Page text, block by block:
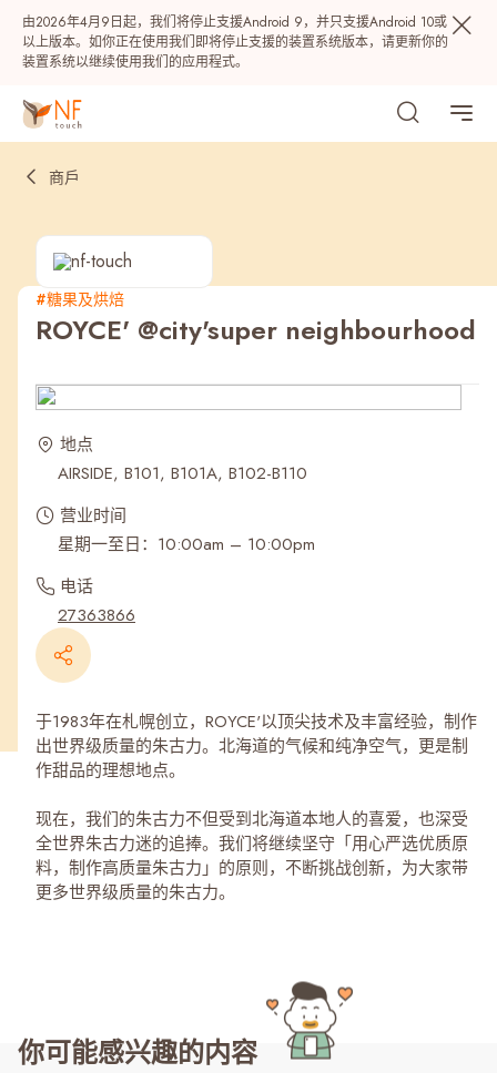
由2026年4月9日起，我们将停止支援Android 9，并只支援Android 10或
以上版本。如你正在使用我们即将停止支援的装置系统版本，请更新你的
装置系统以继续使用我们的应用程式。
热门
NF 种籽
最近搜寻纪录
商戶
#糖果及烘焙
ROYCE' @city'super neighbourhood
地点
AIRSIDE, B101, B101A, B102-B110
营业时间
星期一至日：10:00am – 10:00pm
电话
27363866
于1983年在札幌创立，ROYCE'以顶尖技术及丰富经验，制作
出世界级质量的朱古力。北海道的气候和纯净空气，更是制
作甜品的理想地点。
现在，我们的朱古力不但受到北海道本地人的喜爱，也深受
全世界朱古力迷的追捧。我们将继续坚守「用心严选优质原
料，制作高质量朱古力」的原则，不断挑战创新，为大家带
更多世界级质量的朱古力。
你可能感兴趣的内容